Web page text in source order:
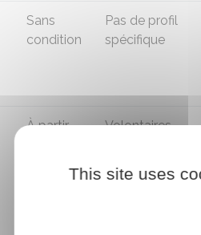
Sans
condition
Pas de profil
spécifique
À partir
Volontaires
une enquête
administrative
This site uses